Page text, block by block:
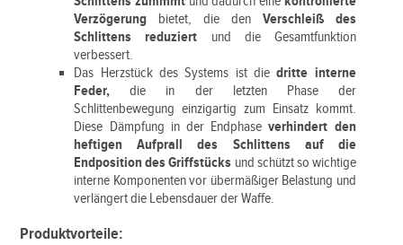
Verzögerung bietet, die den Verschleiß des
Schlittens reduziert und die Gesamtfunktion
verbessert.
Das Herzstück des Systems ist diedritte interne
Feder, die in der letzten Phase der
Schlittenbewegung einzigartig zum Einsatz kommt.
Diese Dämpfung in der Endphaseverhindert den
heftigen Aufprall des Schlittens auf die
Endposition des Griffstücks und schützt so wichtige
interne Komponenten vor übermäßiger Belastung und
verlängert die Lebensdauer der Waffe.
Produktvorteile: